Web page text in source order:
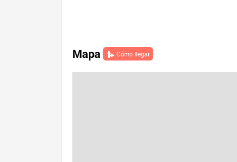
Mapa Cómo llegar